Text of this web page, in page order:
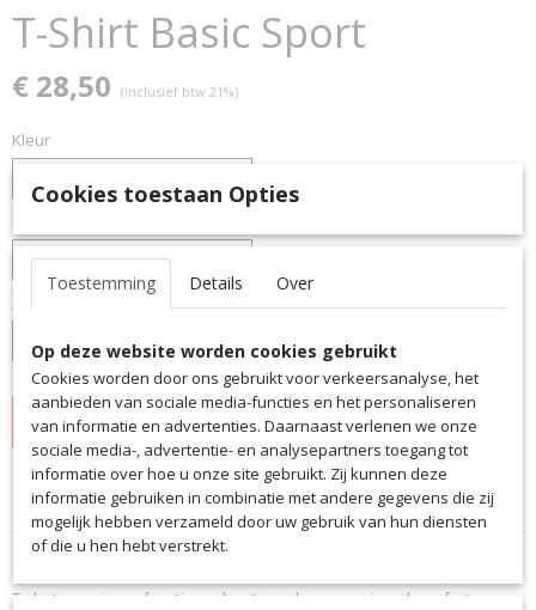
T-Shirt Basic Sport
€ 28,50 (inclusief btw 21%)
Kleur
Aantal
IN WINKELWAGEN
Specificaties
Productcode
Productcode leverancier
Omschrijving
T-shirt van nieuw, functioneel materiaal voor maximaal comfort en
Cookies toestaan Opties
Toestemming Details Over
Op deze website worden cookies gebruikt
Cookies worden door ons gebruikt voor verkeersanalyse, het
aanbieden van sociale media-functies en het personaliseren
van informatie en advertenties. Daarnaast verlenen we onze
sociale media-, advertentie- en analysepartners toegang tot
informatie over hoe u onze site gebruikt. Zij kunnen deze
informatie gebruiken in combinatie met andere gegevens die zij
mogelijk hebben verzameld door uw gebruik van hun diensten
of die u hen hebt verstrekt.